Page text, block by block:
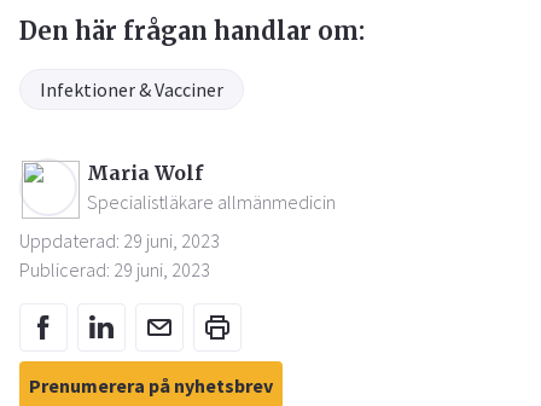
Den här frågan handlar om:
Infektioner & Vacciner
Maria Wolf
Specialistläkare allmänmedicin
Uppdaterad: 29 juni, 2023
Publicerad: 29 juni, 2023
Prenumerera på nyhetsbrev